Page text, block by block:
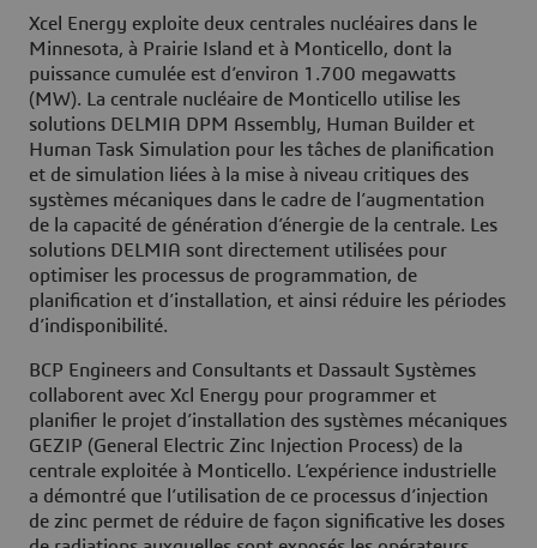
Xcel Energy exploite deux centrales nucléaires dans le
Minnesota, à Prairie Island et à Monticello, dont la
puissance cumulée est d’environ 1.700 megawatts
(MW). La centrale nucléaire de Monticello utilise les
solutions DELMIA DPM Assembly, Human Builder et
Human Task Simulation pour les tâches de planification
et de simulation liées à la mise à niveau critiques des
systèmes mécaniques dans le cadre de l’augmentation
de la capacité de génération d’énergie de la centrale. Les
solutions DELMIA sont directement utilisées pour
optimiser les processus de programmation, de
planification et d’installation, et ainsi réduire les périodes
d’indisponibilité.
BCP Engineers and Consultants et Dassault Systèmes
collaborent avec Xcl Energy pour programmer et
planifier le projet d’installation des systèmes mécaniques
GEZIP (General Electric Zinc Injection Process) de la
centrale exploitée à Monticello. L’expérience industrielle
a démontré que l’utilisation de ce processus d’injection
de zinc permet de réduire de façon significative les doses